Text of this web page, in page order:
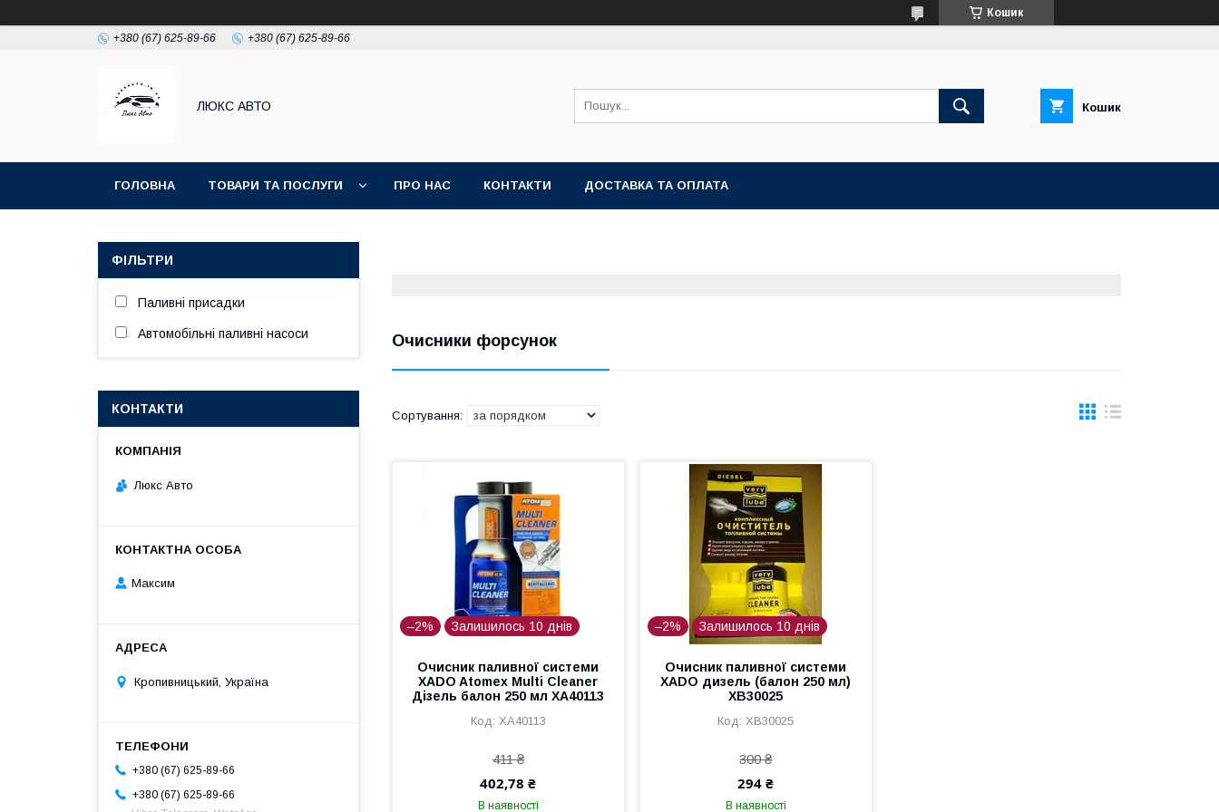
Кошик
+380 (67) 625-89-66 +380 (67) 625-89-66
ЛЮКС АВТО Кошик
ГОЛОВНА ТОВАРИ ТА ПОСЛУГИ ПРО НАС КОНТАКТИ ДОСТАВКА ТА ОПЛАТА
Очисники форсунок
–2% Залишилось 10 днів
Очисник паливної системи
XADO Atomex Multi Cleaner
Дізель балон 250 мл XA40113
XA40113
411 ₴
402,78 ₴
В наявності
–2% Залишилось 10 днів
Очисник паливної системи
XADO дизель (балон 250 мл)
XB30025
XB30025
300 ₴
294 ₴
В наявності
ФІЛЬТРИ
Паливні присадки
Автомобільні паливні насоси
КОНТАКТИ
Люкс Авто
Максим
Кропивницький, Україна
+380 (67) 625-89-66
+380 (67) 625-89-66